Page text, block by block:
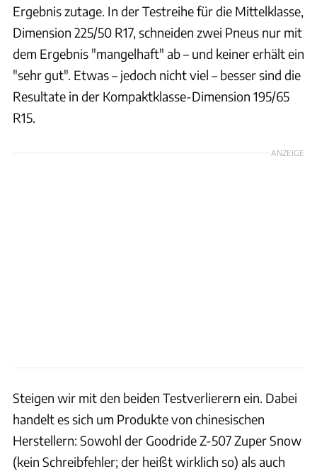
Ergebnis zutage. In der Testreihe für die Mittelklasse,
Dimension 225/50 R17, schneiden zwei Pneus nur mit
dem Ergebnis "mangelhaft" ab – und keiner erhält ein
"sehr gut". Etwas – jedoch nicht viel – besser sind die
Resultate in der Kompaktklasse-Dimension 195/65
R15.
ANZEIGE
Steigen wir mit den beiden Testverlierern ein. Dabei
handelt es sich um Produkte von chinesischen
Herstellern: Sowohl der Goodride Z-507 Zuper Snow
(kein Schreibfehler; der heißt wirklich so) als auch